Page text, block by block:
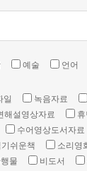
예술 언어
일 녹음자료
해설영상자료
수어영상도서자료
기쉬운책 소리영
물 비도서